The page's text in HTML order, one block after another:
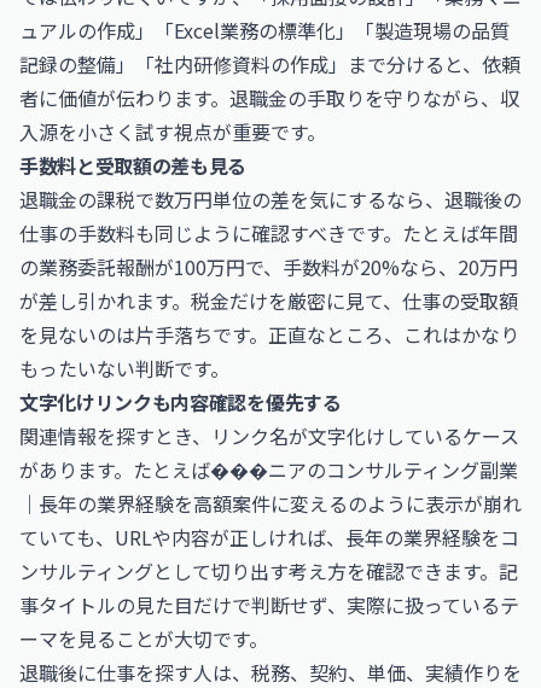
ュアルの作成」「Excel業務の標準化」「製造現場の品質
記録の整備」「社内研修資料の作成」まで分けると、依頼
者に価値が伝わります。退職金の手取りを守りながら、収
入源を小さく試す視点が重要です。
手数料と受取額の差も見る
退職金の課税で数万円単位の差を気にするなら、退職後の
仕事の手数料も同じように確認すべきです。たとえば年間
の業務委託報酬が100万円で、手数料が20%なら、20万円
が差し引かれます。税金だけを厳密に見て、仕事の受取額
を見ないのは片手落ちです。正直なところ、これはかなり
もったいない判断です。
文字化けリンクも内容確認を優先する
関連情報を探すとき、リンク名が文字化けしているケース
があります。たとえば���ニアのコンサルティング副業
｜長年の業界経験を高額案件に変えるのように表示が崩れ
ていても、URLや内容が正しければ、長年の業界経験をコ
ンサルティングとして切り出す考え方を確認できます。記
事タイトルの見た目だけで判断せず、実際に扱っているテ
ーマを見ることが大切です。
退職後に仕事を探す人は、税務、契約、単価、実績作りを